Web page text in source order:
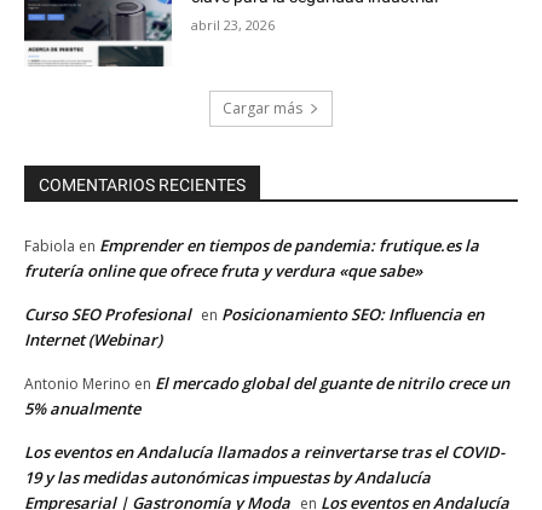
abril 23, 2026
Cargar más
COMENTARIOS RECIENTES
Fabiola en Emprender en tiempos de pandemia: frutique.es la
frutería online que ofrece fruta y verdura «que sabe»
Curso SEO Profesional en Posicionamiento SEO: Influencia en
Internet (Webinar)
Antonio Merino en El mercado global del guante de nitrilo crece un
5% anualmente
Los eventos en Andalucía llamados a reinvertarse tras el COVID-
19 y las medidas autonómicas impuestas by Andalucía
Empresarial | Gastronomía y Moda en Los eventos en Andalucía